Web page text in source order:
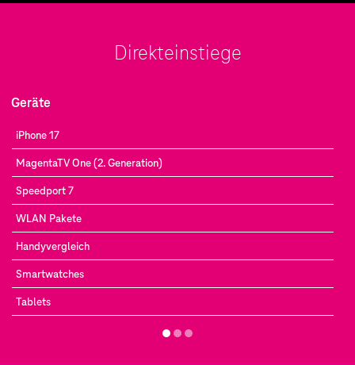
Direkteinstiege
Geräte
iPhone 17
MagentaTV One (2. Generation)
Speedport 7
WLAN Pakete
Handyvergleich
Smartwatches
Tablets